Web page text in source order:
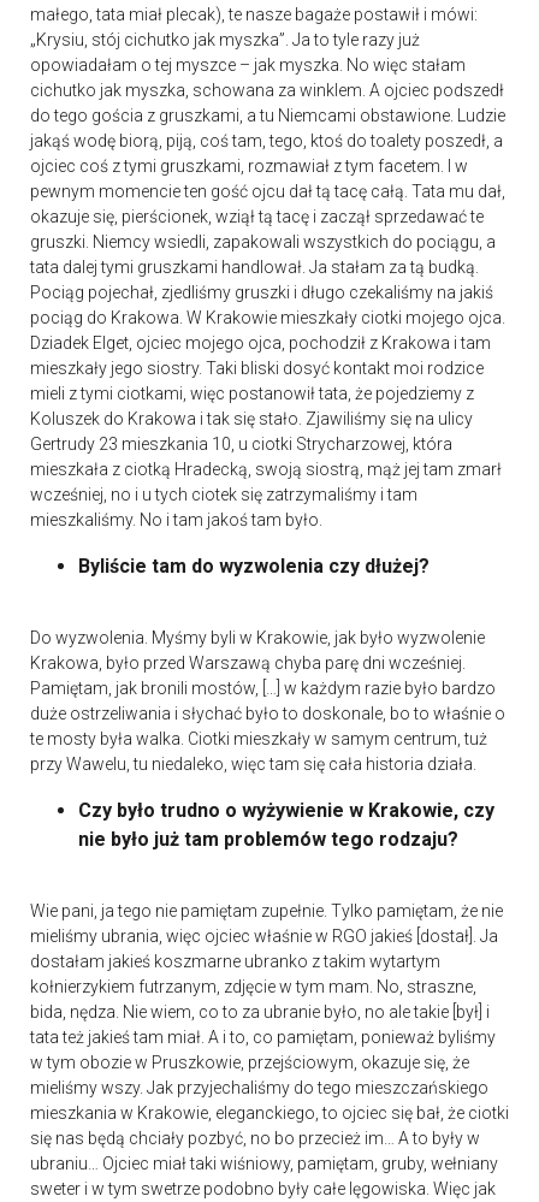
małego, tata miał plecak), te nasze bagaże postawił i mówi:
„Krysiu, stój cichutko jak myszka”. Ja to tyle razy już
opowiadałam o tej myszce – jak myszka. No więc stałam
cichutko jak myszka, schowana za winklem. A ojciec podszedł
do tego gościa z gruszkami, a tu Niemcami obstawione. Ludzie
jakąś wodę biorą, piją, coś tam, tego, ktoś do toalety poszedł, a
ojciec coś z tymi gruszkami, rozmawiał z tym facetem. I w
pewnym momencie ten gość ojcu dał tą tacę całą. Tata mu dał,
okazuje się, pierścionek, wziął tą tacę i zaczął sprzedawać te
gruszki. Niemcy wsiedli, zapakowali wszystkich do pociągu, a
tata dalej tymi gruszkami handlował. Ja stałam za tą budką.
Pociąg pojechał, zjedliśmy gruszki i długo czekaliśmy na jakiś
pociąg do Krakowa. W Krakowie mieszkały ciotki mojego ojca.
Dziadek Elget, ojciec mojego ojca, pochodził z Krakowa i tam
mieszkały jego siostry. Taki bliski dosyć kontakt moi rodzice
mieli z tymi ciotkami, więc postanowił tata, że pojedziemy z
Koluszek do Krakowa i tak się stało. Zjawiliśmy się na ulicy
Gertrudy 23 mieszkania 10, u ciotki Strycharzowej, która
mieszkała z ciotką Hradecką, swoją siostrą, mąż jej tam zmarł
wcześniej, no i u tych ciotek się zatrzymaliśmy i tam
mieszkaliśmy. No i tam jakoś tam było.
Byliście tam do wyzwolenia czy dłużej?
Do wyzwolenia. Myśmy byli w Krakowie, jak było wyzwolenie
Krakowa, było przed Warszawą chyba parę dni wcześniej.
Pamiętam, jak bronili mostów, […] w każdym razie było bardzo
duże ostrzeliwania i słychać było to doskonale, bo to właśnie o
te mosty była walka. Ciotki mieszkały w samym centrum, tuż
przy Wawelu, tu niedaleko, więc tam się cała historia działa.
Czy było trudno o wyżywienie w Krakowie, czy
nie było już tam problemów tego rodzaju?
Wie pani, ja tego nie pamiętam zupełnie. Tylko pamiętam, że nie
mieliśmy ubrania, więc ojciec właśnie w RGO jakieś [dostał]. Ja
dostałam jakieś koszmarne ubranko z takim wytartym
kołnierzykiem futrzanym, zdjęcie w tym mam. No, straszne,
bida, nędza. Nie wiem, co to za ubranie było, no ale takie [był] i
tata też jakieś tam miał. A i to, co pamiętam, ponieważ byliśmy
w tym obozie w Pruszkowie, przejściowym, okazuje się, że
mieliśmy wszy. Jak przyjechaliśmy do tego mieszczańskiego
mieszkania w Krakowie, eleganckiego, to ojciec się bał, że ciotki
się nas będą chciały pozbyć, no bo przecież im… A to były w
ubraniu… Ojciec miał taki wiśniowy, pamiętam, gruby, wełniany
sweter i w tym swetrze podobno były całe lęgowiska. Więc jak